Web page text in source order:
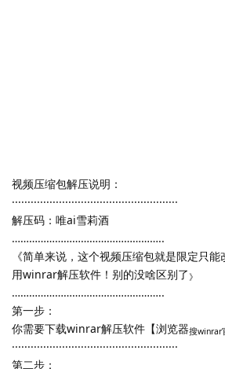
视频压缩包解压说明：
·····················································
解压码：唯ai雪莉酒
……………………………………………..
《简单来说，这个视频压缩包就是限定只
用winrar解压软件！别的没啥区别了》
……………………………………………..
第一步：
你需要下载winrar解压软件【浏览器搜winrar
·····················································
第二步：